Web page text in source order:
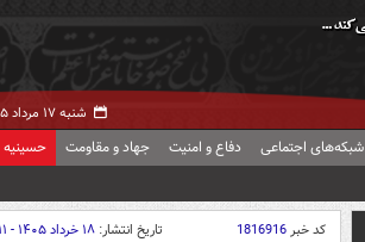
شنبه ۱۷ مرداد ۱۴۰۵ -
شبکه‌های اجتماعی دفاع و امنیت جهاد و مقاومت حسینیه
کد خبر1816916 تاریخ انتشار: ۱۸ خرداد ۱۴۰۵ - ۱۴:۱۱